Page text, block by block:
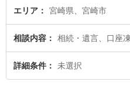
護士やベリーベスト法律事務所 宮崎
に弁護士に相談したい』『口座凍結解
護士を検索したい』『初回相談無料で
の弁護士に相談予約したい』などで
エリア 宮崎県、宮崎市
相談内容 相続・遺言、口座
詳細条件 未選択